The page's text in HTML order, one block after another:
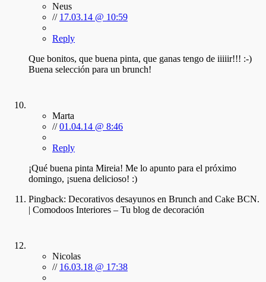
Neus
// 17.03.14 @ 10:59
Reply
Que bonitos, que buena pinta, que ganas tengo de iiiiir!!! :-)
Buena selección para un brunch!
Marta
//01.04.14 @ 8:46
Reply
¡Qué buena pinta Mireia! Me lo apunto para el próximo
domingo, ¡suena delicioso! :)
Pingback: Decorativos desayunos en Brunch and Cake BCN.
| Comodoos Interiores – Tu blog de decoración
Nicolas
// 16.03.18 @ 17:38